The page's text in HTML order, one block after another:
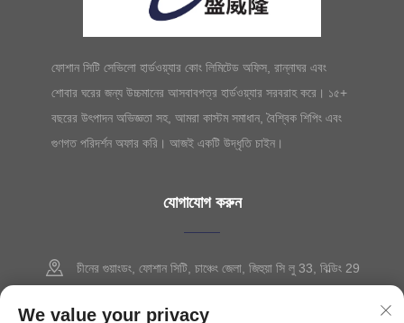
ফোশান সিটি সেভিলো হার্ডওয়্যার কোং লিমিটেড অফিস, রান্নাঘর এবং
শোবার ঘরের জন্য উচ্চমানের আসবাবপত্র হার্ডওয়্যার সরবরাহ করে। ১৫+
বছরের উৎপাদন অভিজ্ঞতা সহ, আমরা কাস্টম সমাধান, বৈশ্বিক শিপিং এবং
গুণগত পরিদর্শন অফার করি। আজই একটি উদ্ধৃতি চাইন।
যোগাযোগ করুন
চীনের গুয়াংডং, ফোশান সিটি, চাঞ্চেং জেলা, জিহুয়া সি লু 33, বিল্ডিং 29
+86-13630015425
We value your privacy